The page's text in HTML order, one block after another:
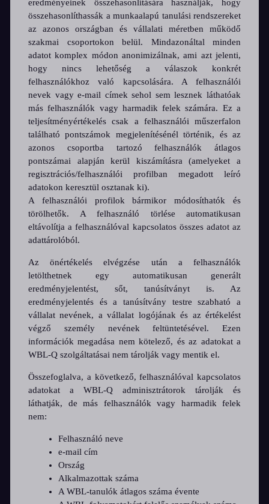
eredményeinek összehasonlítására használják, hogy
összehasonlíthassák a munkaalapú tanulási rendszereket
az azonos országban és vállalati méretben működő
szakmai csoportokon belül. Mindazonáltal minden
adatot komplex módon anonimizálnak, ami azt jelenti,
hogy nincs lehetőség a válaszok konkrét
felhasználókhoz való kapcsolására. A felhasználói
nevek vagy e-mail címek sehol sem lesznek láthatóak
más felhasználók vagy harmadik felek számára. Ez a
teljesítményértékelés csak a felhasználói műszerfalon
található pontszámok megjelenítésénél történik, és az
azonos csoportba tartozó felhasználók átlagos
pontszámai alapján kerül kiszámításra (amelyeket a
regisztrációs/felhasználói profilban megadott leíró
adatokon keresztül osztanak ki).
A felhasználói profilok bármikor módosíthatók és
törölhetők. A felhasználó törlése automatikusan
eltávolítja a felhasználóval kapcsolatos összes adatot az
adattárolóból.
Az önértékelés elvégzése után a felhasználók
letölthetnek egy automatikusan generált
eredményjelentést, sőt, tanúsítványt is. Az
eredményjelentés és a tanúsítvány testre szabható a
vállalat nevének, a vállalat logójának és az értékelést
végző személy nevének feltüntetésével. Ezen
információk megadása nem kötelező, és az adatokat a
WBL-Q szolgáltatásai nem tárolják vagy mentik el.
Összefoglalva, a következő, felhasználóval kapcsolatos
adatokat a WBL-Q adminisztrátorok tárolják és
láthatják, de más felhasználók vagy harmadik felek
nem:
Felhasználó neve
e-mail cím
Ország
Alkalmazottak száma
A WBL-tanulók átlagos száma évente